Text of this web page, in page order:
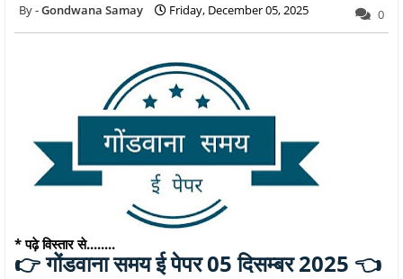
Gondwana Samay Friday, December 05, 2025 0
* पढ़े विस्तार से........
👉 गोंडवाना समय ई पेपर 05 दिसम्बर 2025 👈